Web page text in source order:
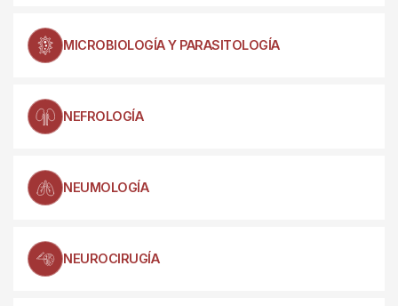
MICROBIOLOGÍA Y PARASITOLOGÍA
NEFROLOGÍA
NEUMOLOGÍA
NEUROCIRUGÍA